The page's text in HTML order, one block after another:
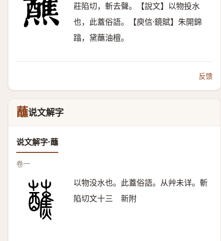
莊陷切，斬去聲。【說文】以物投水
也，此蓋俗語。【庾信·鏡賦】朱開錦
蹹，黛蘸油檀。
反馈
蘸说文解字
说文解字·蘸
卷一
以物没水也。此蓋俗語。从艸未详。斬
陷切文十三 新附